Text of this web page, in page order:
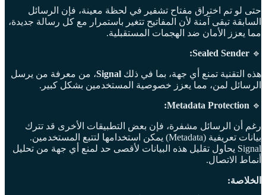
حتى لو تم اختراق مفتاح تشفير في لحظة معينة، فإن الرسائل
السابقة تبقى آمنة لأن المفاتيح تتغير باستمرار مع كل رسالة جديدة،
مما يعزز الأمان ضد الهجمات المستقبلية.
🔹
Sealed Sender:
هذه التقنية تمنع أي جهة، بما في ذلك Signal، من معرفة من يرسل
الرسائل لمن، مما يعزز خصوصية المستخدمين بشكل كبير.
🔹
Metadata Protection:
رغم أن الرسائل مشفرة، فإن بعض التطبيقات الأخرى قد تترك
بيانات تعريفية (Metadata) يمكن استخدامها لتتبع المستخدمين.
Signal يحاول تقليل هذه البيانات لأقصى حد لمنع أي جهة من تحليل
أنماط الاتصال.
الخلاصة: